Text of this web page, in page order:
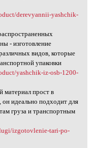
derevyannii-yashchik-
- изготовление
видов, которые
упаковки
yashchik-iz-osb-1200-
материал прост в
идеально подходит для
груза и транспортным
izgotovlenie-tari-po-